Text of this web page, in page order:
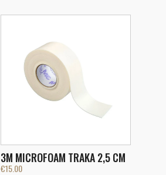
3M MICROFOAM TRAKA 2,5 CM
€15.00